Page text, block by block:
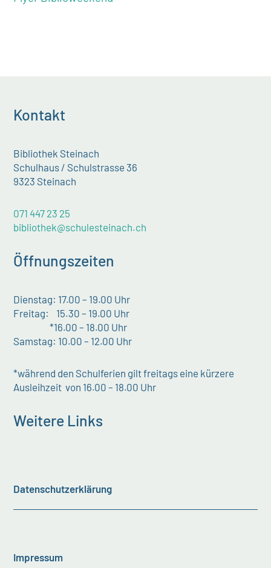
Kontakt
Bibliothek Steinach
Schulhaus / Schulstrasse 36
9323 Steinach
071 447 23 25
bibliothek@schulesteinach.ch
Öffnungszeiten
Dienstag: 17.00 – 19.00 Uhr
Freitag: 15.30 – 19.00 Uhr
*16.00 – 18.00 Uhr
Samstag: 10.00 – 12.00 Uhr
*während den Schulferien gilt freitags eine kürzere
Ausleihzeit von 16.00 – 18.00 Uhr
Weitere Links
Datenschutzerklärung
Impressum